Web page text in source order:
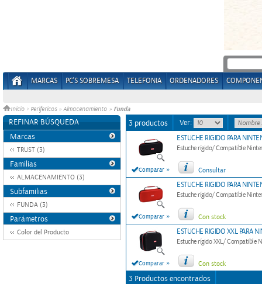
MARCAS PC'S SOBREMESA TELEFONIA ORDENADORES
Inicio > Perifericos » Almacenamiento » Funda
REFINAR BÚSQUEDA
Marcas
TRUST (3)
Familias
ALMACENAMIENTO (3)
Subfamilias
FUNDA (3)
Parámetros
Color del Producto
3 productos Ver:
Comparar »
ESTUCHE RIGIDO PARA
Estuche rígido/ Compatible
Consultar
Comparar »
ESTUCHE RIGIDO PARA
Estuche rígido/ Compatible
Con stock
Comparar »
ESTUCHE RIGIDO XXL PARA
Estuche rígido XXL/ Compatible
Con stock
3 Productos encontrados